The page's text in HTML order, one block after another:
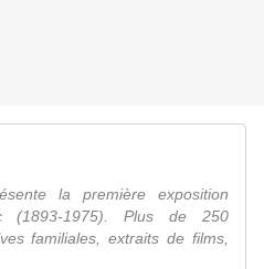
la première exposition
(1893-1975). Plus de 250
familiales, extraits de films,